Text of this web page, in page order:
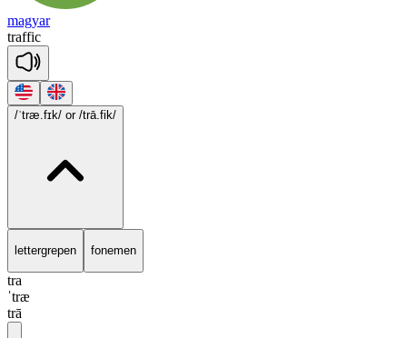
magyar
traffic
/ˈtræ.fɪk/ or /trā.fik/
lettergrepen fonemen
tra
ˈtræ
trā